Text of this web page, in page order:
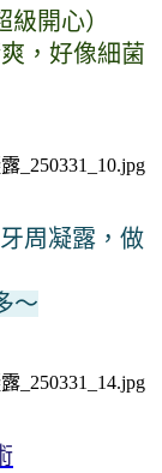
開心）
，好像細菌
～